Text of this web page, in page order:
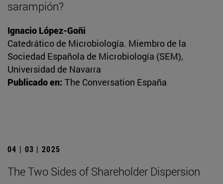
sarampión?
Ignacio López-Goñi
Catedrático de Microbiología. Miembro de la
Sociedad Española de Microbiología (SEM),
Universidad de Navarra
Publicado en: The Conversation España
04 | 03 | 2025
The Two Sides of Shareholder Dispersion